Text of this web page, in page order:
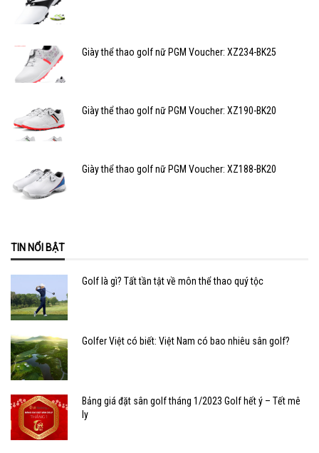
Giày thể thao golf nữ PGM Voucher: XZ234-BK25
Giày thể thao golf nữ PGM Voucher: XZ190-BK20
Giày thể thao golf nữ PGM Voucher: XZ188-BK20
TIN NỔI BẬT
Golf là gì? Tất tần tật về môn thể thao quý tộc
Golfer Việt có biết: Việt Nam có bao nhiêu sân golf?
Bảng giá đặt sân golf tháng 1/2023 Golf hết ý – Tết mê
ly